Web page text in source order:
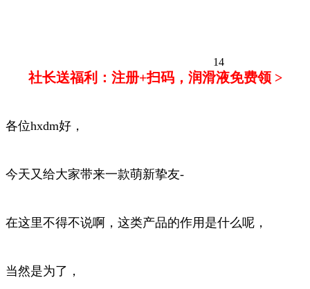
14
社长送福利：注册+扫码，润滑液免费领 >
各位hxdm好，
今天又给大家带来一款萌新挚友-
在这里不得不说啊，这类产品的作用是什么呢，
当然是为了，